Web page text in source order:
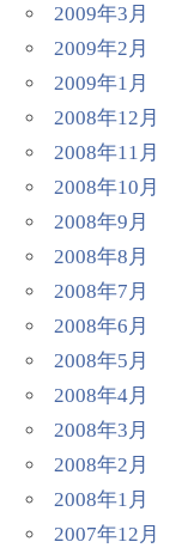
2009年3月
2009年2月
2009年1月
2008年12月
2008年11月
2008年10月
2008年9月
2008年8月
2008年7月
2008年6月
2008年5月
2008年4月
2008年3月
2008年2月
2008年1月
2007年12月